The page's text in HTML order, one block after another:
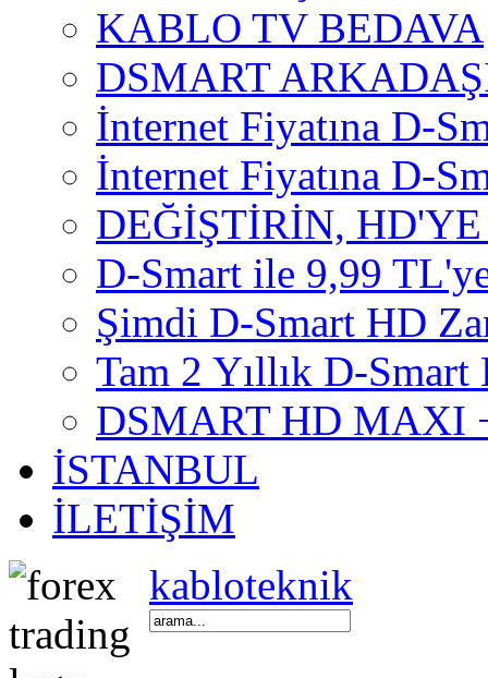
KABLO TV BEDAVA
DSMART
İnternet Fiyatına D-
İnternet Fiyatına D-
DEĞİŞTİRİN,
D-Smart ile 9,99 TL'ye
Şimdi D-Smart HD
Tam 2 Yıllık D-Smart
DSMART HD MAXI
İSTANBUL
İLETİŞİM
kabloteknik